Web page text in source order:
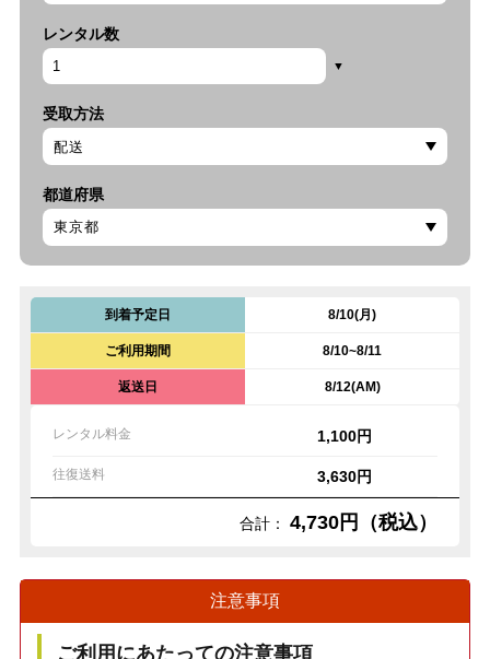
レンタル数
受取方法
都道府県
到着予定日 8/10(月)
ご利用期間 8/10~8/11
返送日 8/12(AM)
レンタル料金 1,100円
往復送料 3,630円
合計： 4,730円（税込）
注意事項
ご利用にあたっての注意事項